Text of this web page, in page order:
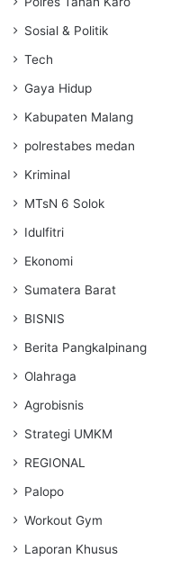
Sosial & Politik
Tech
Gaya Hidup
Kabupaten Malang
polrestabes medan
Kriminal
MTsN 6 Solok
Idulfitri
Ekonomi
Sumatera Barat
BISNIS
Berita Pangkalpinang
Olahraga
Agrobisnis
Strategi UMKM
REGIONAL
Palopo
Workout Gym
Laporan Khusus